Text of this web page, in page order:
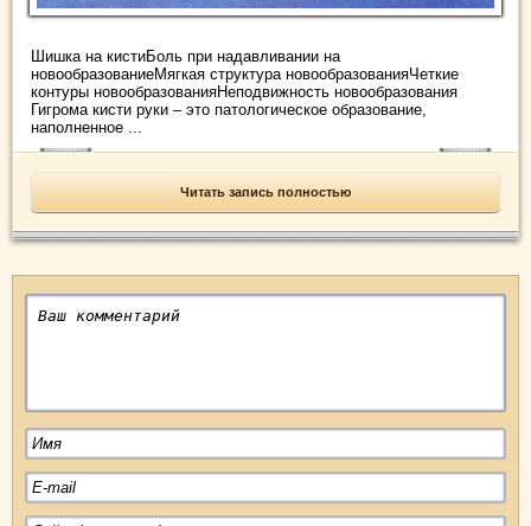
Шишка на кистиБоль при надавливании на
новообразованиеМягкая структура новообразованияЧеткие
контуры новообразованияНеподвижность новообразования
Гигрома кисти руки – это патологическое образование,
наполненное ...
Читать запись полностью